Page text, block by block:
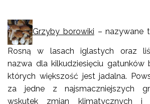
Grzyby borowiki – nazywane
Rosną w lasach iglastych oraz
nazwa dla kilkudziesięciu gatunków
których większość jest jadalna.
za jedne z najsmaczniejszych
wskutek zmian klimatycznych i